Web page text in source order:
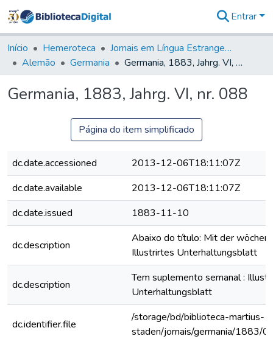
&
Coleções
Tudo na
Digital
Entrar
Início Hemeroteca
Jornais em Língua Estrangeira
Alemão
Germania Germania, 1883, Jahrg. VI, nr. 088
Germania, 1883, Jahrg. VI, nr. 088
Página do item simplificado
dc.date.accessioned
2013-12-06T18:11:07Z
dc.date.available
2013-12-06T18:11:07Z
dc.date.issued
1883-11-10
dc.description
Abaixo do título: Mit der
Illustrirtes Unterhaltungsblatt
dc.description
Tem suplemento semanal :
Unterhaltungsblatt
dc.identifier.file
/storage/bd/biblioteca-martius-
staden/jornais/germania/1883/